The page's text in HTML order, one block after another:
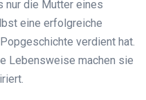
nur die Mutter eines
eine erfolgreiche
verdient hat.
Lebensweise machen sie